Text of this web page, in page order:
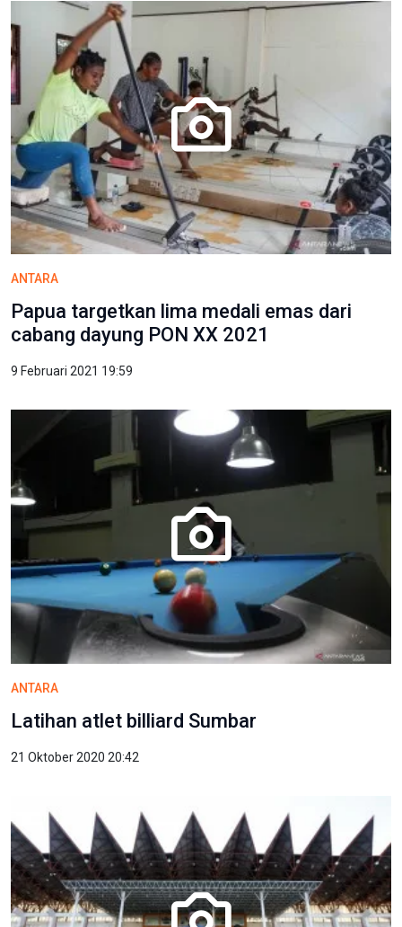
ANTARA
Papua targetkan lima medali emas dari
cabang dayung PON XX 2021
9 Februari 2021 19:59
ANTARA
Latihan atlet billiard Sumbar
21 Oktober 2020 20:42